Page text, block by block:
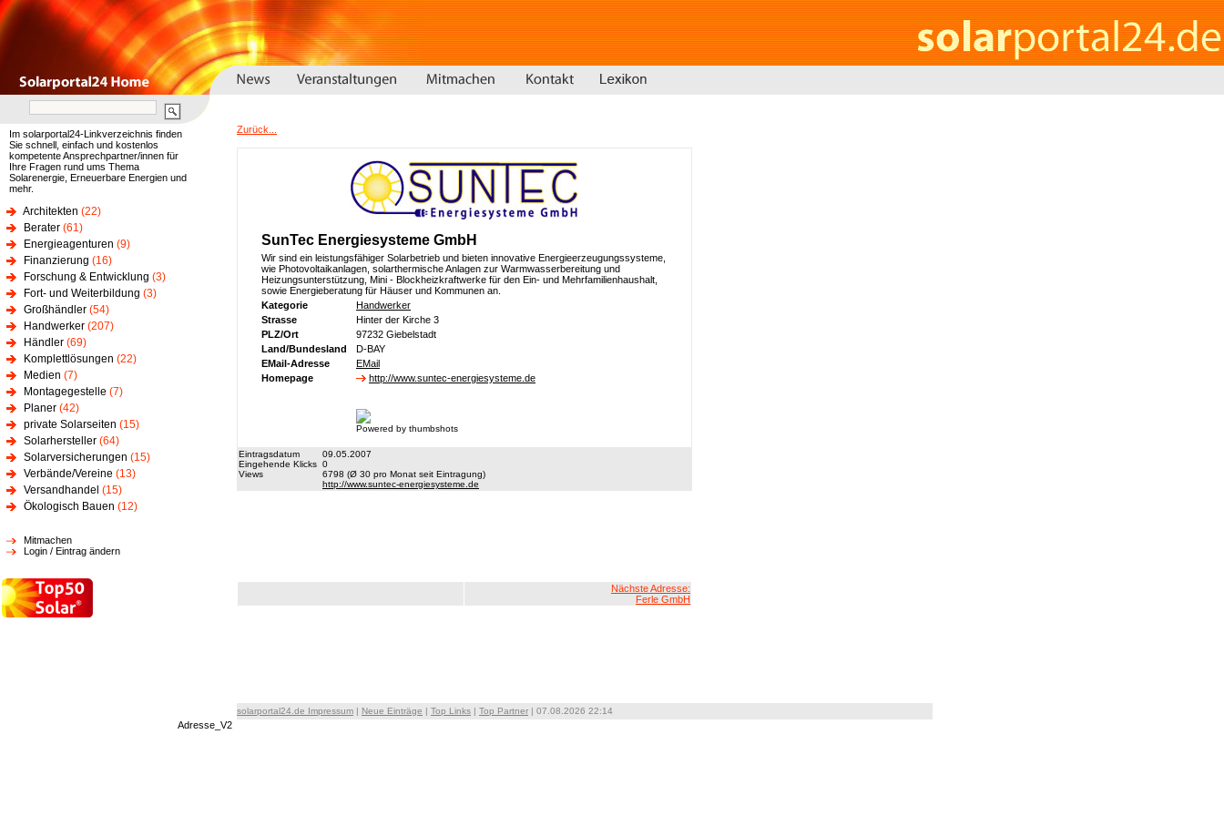
Im solarportal24-Linkverzeichnis finden
Sie schnell, einfach und kostenlos
kompetente Ansprechpartner/innen für
Ihre Fragen rund ums Thema
Solarenergie, Erneuerbare Energien und
mehr.
Architekten (22)
Berater (61)
Energieagenturen (9)
Finanzierung (16)
Forschung & Entwicklung (3)
Fort- und Weiterbildung (3)
Großhändler (54)
Handwerker (207)
Händler (69)
Komplettlösungen (22)
Medien (7)
Montagegestelle (7)
Planer (42)
private Solarseiten (15)
Solarhersteller (64)
Solarversicherungen (15)
Verbände/Vereine (13)
Versandhandel (15)
Ökologisch Bauen (12)
Mitmachen
Login / Eintrag ändern
Zurück...
SunTec Energiesysteme GmbH
Wir sind ein leistungsfähiger Solarbetrieb und bieten innovative Energieerzeugungssysteme,
wie Photovoltaikanlagen, solarthermische Anlagen zur Warmwasserbereitung und
Heizungsunterstützung, Mini - Blockheizkraftwerke für den Ein- und Mehrfamilienhaushalt,
sowie Energieberatung für Häuser und Kommunen an.
Kategorie
Handwerker
Strasse
Hinter der Kirche 3
PLZ/Ort
97232 Giebelstadt
Land/Bundesland
D-BAY
EMail-Adresse
EMail
Homepage
http://www.suntec-energiesysteme.de
Powered by thumbshots
Eintragsdatum
09.05.2007
Eingehende Klicks 0
Views
6798 (Ø 30 pro Monat seit Eintragung)
http://www.suntec-energiesysteme.de
Nächste Adresse:
Ferle GmbH
solarportal24.de Impressum | Neue Einträge | Top Links | Top Partner | 07.08.2026 22:14
Adresse_V2